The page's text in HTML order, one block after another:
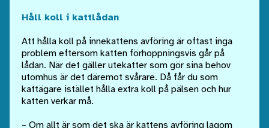
Håll koll i kattlådan
Att hålla koll på innekattens avföring är oftast inga
problem eftersom katten förhoppningsvis går på
lådan. När det gäller utekatter som gör sina behov
utomhus är det däremot svårare. Då får du som
kattägare istället hålla extra koll på pälsen och hur
katten verkar må.
– Om allt är som det ska är kattens avföring lagom